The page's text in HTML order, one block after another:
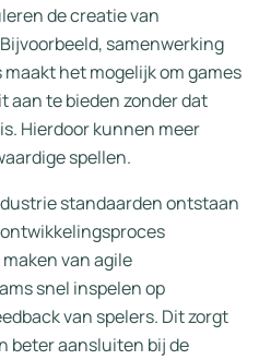
de creatie van
samenwerking
het mogelijk om games
aan te bieden zonder dat
Hierdoor kunnen meer
spellen.
standaarden ontstaan
van agile
snel inspelen op
van spelers. Dit zorgt
beter aansluiten bij de